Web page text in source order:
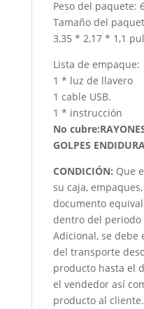
Peso del paquete:
Tamaño del
3,35 * 2,17 * 1,1
Lista de empaque:
1 * luz de llavero
1 cable USB.
1 * instrucción
No
GOLPES
CONDICIÓN: Que
su caja,
documento
dentro del
Adicional, se debe
del transporte
producto hasta el
el vendedor así
producto al cliente.